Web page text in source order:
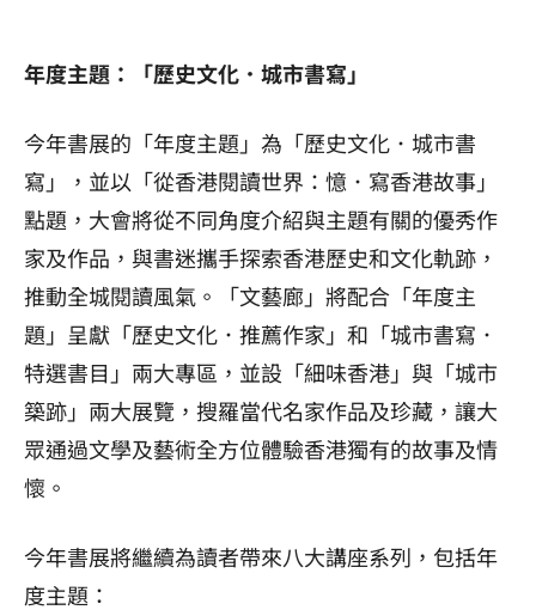
年度主題：「歷史文化．城市書寫」
今年書展的「年度主題」為「歷史文化．城市書
寫」，並以「從香港閱讀世界：憶．寫香港故事」
點題，大會將從不同角度介紹與主題有關的優秀作
家及作品，與書迷攜手探索香港歷史和文化軌跡，
推動全城閱讀風氣。「文藝廊」將配合「年度主
題」呈獻「歷史文化．推薦作家」和「城市書寫．
特選書目」兩大專區，並設「細味香港」與「城市
築跡」兩大展覽，搜羅當代名家作品及珍藏，讓大
眾通過文學及藝術全方位體驗香港獨有的故事及情
懷。
今年書展將繼續為讀者帶來八大講座系列，包括年
度主題：